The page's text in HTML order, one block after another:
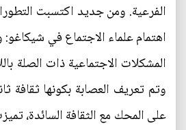
الفرعية. ومن جديد اكتسبت
اهتمام علماء الاجتماع في
المشكلات الاجتماعية ذات الصلة
وتم تعريف العصابة بكونها ثقافة
على المحك مع الثقافة السائدة،